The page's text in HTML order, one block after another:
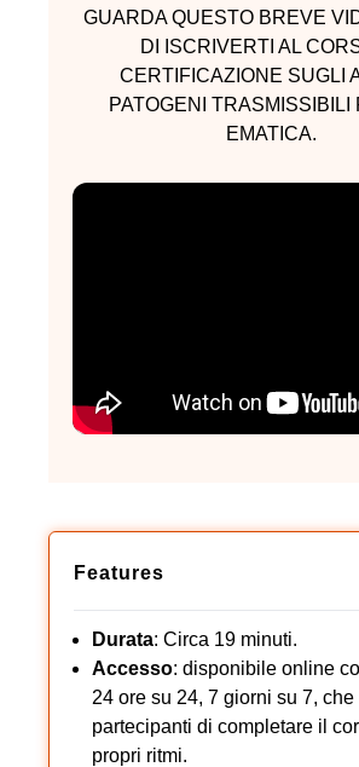
GUARDA QUESTO BREVE
DI ISCRIVERTI AL
CERTIFICAZIONE SUGLI
PATOGENI TRASMISSIBILI
EMATICA.
Features
Durata: Circa 19 minuti.
Accesso: disponibile online
24 ore su 24, 7 giorni su 7,
partecipanti di completare il
propri ritmi.